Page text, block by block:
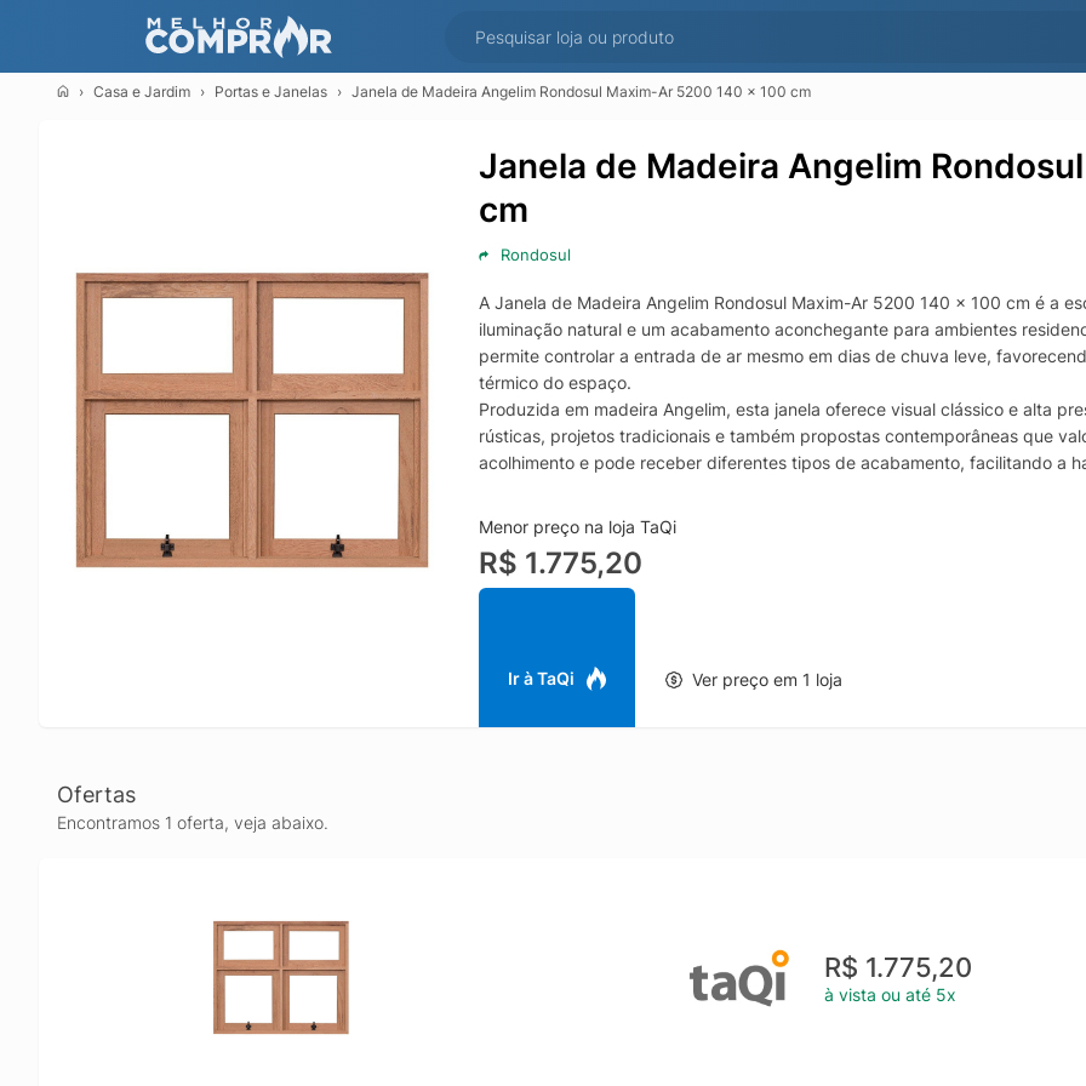
Casa e Jardim Portas e Janelas Janela de Madeira Angelim Rondosul Maxim-Ar 5200 140 x 100 cm
Janela de Madeira Angelim
cm
Rondosul
A Janela de Madeira Angelim Rondosul Maxim-Ar 5200 140 x 100 cm é a
iluminação natural e um acabamento aconchegante para ambientes
permite controlar a entrada de ar mesmo em dias de chuva leve,
térmico do espaço.
Produzida em madeira Angelim, esta janela oferece visual clássico e alta
rústicas, projetos tradicionais e também propostas contemporâneas que
acolhimento e pode receber diferentes tipos de acabamento, facilitando a
Com medidas de 140 x 100 cm, a Janela Rondosul Maxim-Ar 5200 é
outros ambientes em que se deseja equilibrar luminosidade e ventilação,
direcionar o fluxo de ar, reduzindo a sensação de abafamento e
A Rondosul entrega uma solução prática para obras e reformas, com
Menor preço na loja TaQi
R$ 1.775,20
Ir à TaQi Ver preço em 1 loja
Ofertas
Encontramos 1 oferta, veja abaixo.
R$ 1.775,20
à vista ou até 5x